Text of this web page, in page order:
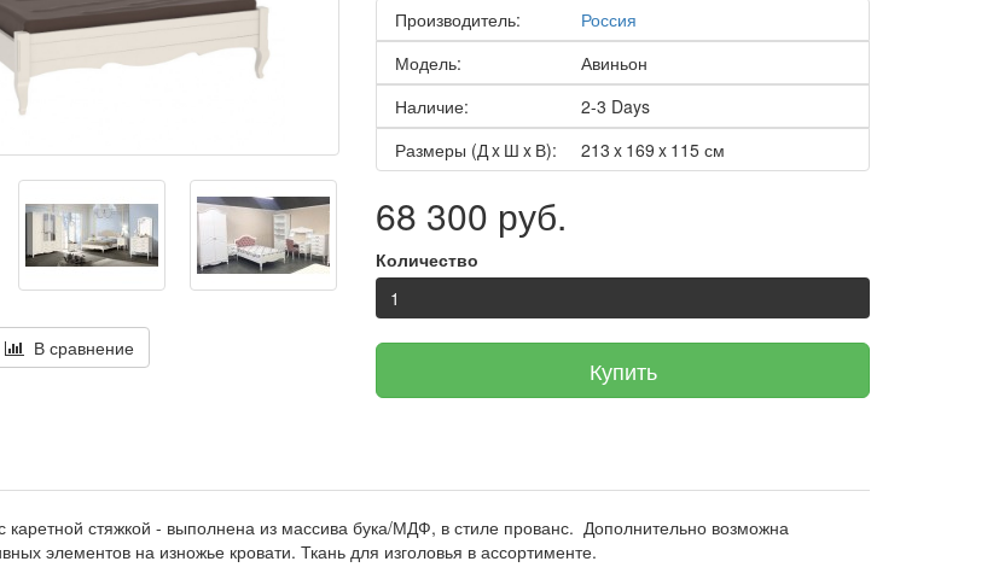
В сравнение
Производитель:
Россия
Модель:
Авиньон
Наличие:
2-3 Days
Размеры (Д x Ш x В):
213 x 169 x 115 см
68 300 руб.
Количество
Купить
каретной стяжкой - выполнена из массива бука/МДФ, в стиле прованс. Дополнительно возможна
элементов на изножье кровати. Ткань для изголовья в ассортименте.